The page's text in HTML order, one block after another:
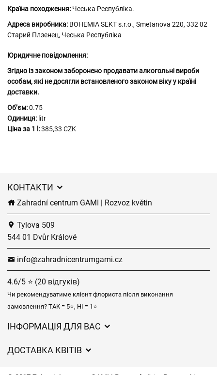
Країна походження: Чеська Республіка.
Адреса виробника: BOHEMIA SEKT s.r.o., Smetanova 220, 332 02
Старий Плзенец, Чеська Республіка
Юридичне повідомлення:
Згідно із законом заборонено продавати алкогольні вироби
особам, які не досягли встановленого законом віку у країні
доставки.
Обʼєм:0.75
Одиниця: litr
Ціна за 1 l:385,33 CZK
КОНТАКТИ
Zahradní centrum GAMI | Rozvoz květin
Tylova 509
544 01 Dvůr Králové
info@zahradnicentrumgami.cz
4.6/5 ⭐ (20 відгуків)
Чи рекомендуватиме клієнт флориста після виконання
замовлення? ТАК = 5⭐, НІ = 1⭐
ІНФОРМАЦІЯ ДЛЯ ВАС
Захист персональних даних
ДОСТАВКА КВІТІВ